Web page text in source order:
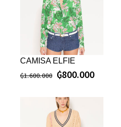
CAMISA ELFIE
₲1.600.000 ₲800.000